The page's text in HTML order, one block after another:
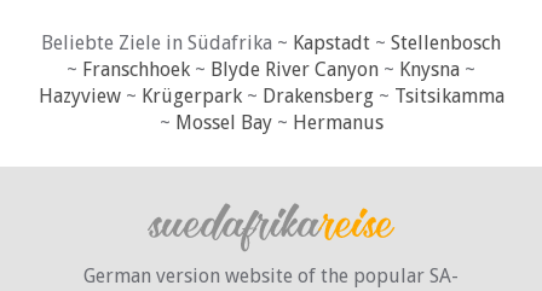
Beliebte Ziele in Südafrika ~ Kapstadt ~ Stellenbosch
~ Franschhoek ~ Blyde River Canyon ~ Knysna ~
Hazyview~ Krügerpark~ Drakensberg~ Tsitsikamma
~ Mossel Bay~ Hermanus
German version website of the popular SA-